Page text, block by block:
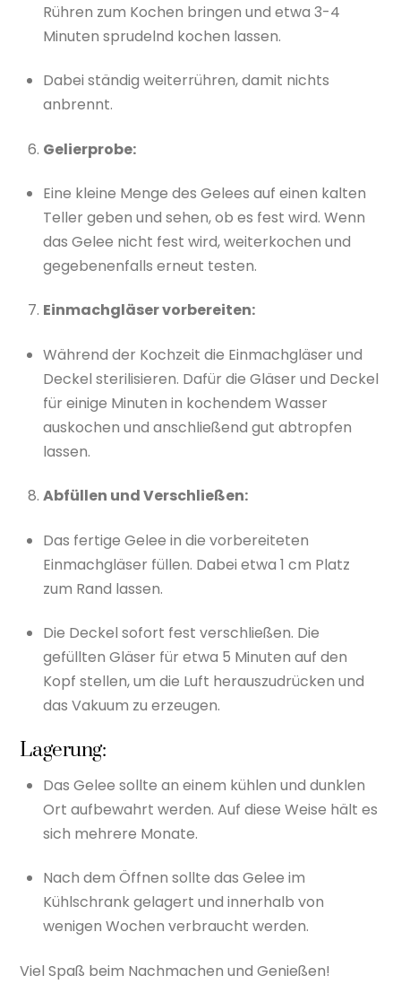
Rühren zum Kochen bringen und etwa 3-4
Minuten sprudelnd kochen lassen.
Dabei ständig weiterrühren, damit nichts
anbrennt.
Gelierprobe:
Eine kleine Menge des Gelees auf einen kalten
Teller geben und sehen, ob es fest wird. Wenn
das Gelee nicht fest wird, weiterkochen und
gegebenenfalls erneut testen.
Einmachgläser vorbereiten:
Während der Kochzeit die Einmachgläser und
Deckel sterilisieren. Dafür die Gläser und Deckel
für einige Minuten in kochendem Wasser
auskochen und anschließend gut abtropfen
lassen.
Abfüllen und Verschließen:
Das fertige Gelee in die vorbereiteten
Einmachgläser füllen. Dabei etwa 1 cm Platz
zum Rand lassen.
Die Deckel sofort fest verschließen. Die
gefüllten Gläser für etwa 5 Minuten auf den
Kopf stellen, um die Luft herauszudrücken und
das Vakuum zu erzeugen.
Lagerung:
Das Gelee sollte an einem kühlen und dunklen
Ort aufbewahrt werden. Auf diese Weise hält es
sich mehrere Monate.
Nach dem Öffnen sollte das Gelee im
Kühlschrank gelagert und innerhalb von
wenigen Wochen verbraucht werden.
Viel Spaß beim Nachmachen und Genießen!